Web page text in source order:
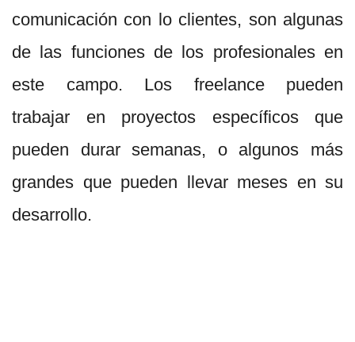
comunicación con lo clientes, son algunas
de las funciones de los profesionales en
este campo. Los freelance pueden
trabajar en proyectos específicos que
pueden durar semanas, o algunos más
grandes que pueden llevar meses en su
desarrollo.